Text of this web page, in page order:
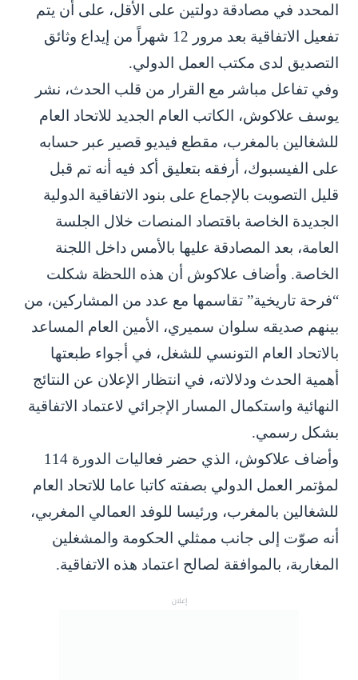
المحدد في مصادقة دولتين على الأقل، على أن يتم
تفعيل الاتفاقية بعد مرور 12 شهراً من إيداع وثائق
التصديق لدى مكتب العمل الدولي.
وفي تفاعل مباشر مع القرار من قلب الحدث، نشر
يوسف علاكوش، الكاتب العام الجديد للاتحاد العام
للشغالين بالمغرب، مقطع فيديو قصير عبر حسابه
على الفيسبوك، أرفقه بتعليق أكد فيه أنه تم قبل
قليل التصويت بالإجماع على بنود الاتفاقية الدولية
الجديدة الخاصة باقتصاد المنصات خلال الجلسة
العامة، بعد المصادقة عليها بالأمس داخل اللجنة
الخاصة. وأضاف علاكوش أن هذه اللحظة شكلت
“فرحة تاريخية” تقاسمها مع عدد من المشاركين، من
بينهم صديقه سلوان سميري، الأمين العام المساعد
بالاتحاد العام التونسي للشغل، في أجواء طبعتها
أهمية الحدث ودلالاته، في انتظار الإعلان عن النتائج
النهائية واستكمال المسار الإجرائي لاعتماد الاتفاقية
بشكل رسمي.
وأضاف علاكوش، الذي حضر فعاليات الدورة 114
لمؤتمر العمل الدولي بصفته كاتبا عاما للاتحاد العام
للشغالين بالمغرب، ورئيسا للوفد العمالي المغربي،
أنه صوّت إلى جانب ممثلي الحكومة والمشغلين
المغاربة، بالموافقة لصالح اعتماد هذه الاتفاقية.
إعلان